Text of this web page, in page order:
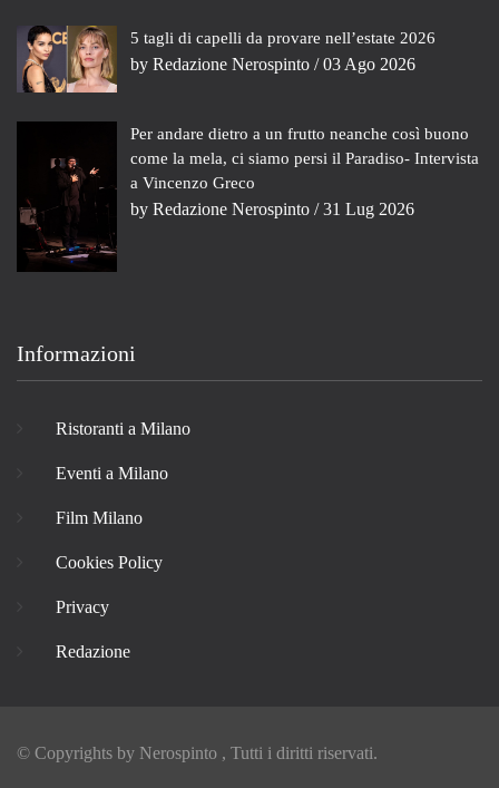
5 tagli di capelli da provare nell’estate 2026
by Redazione Nerospinto / 03 Ago 2026
Per andare dietro a un frutto neanche così buono
come la mela, ci siamo persi il Paradiso- Intervista
a Vincenzo Greco
by Redazione Nerospinto / 31 Lug 2026
Informazioni
Ristoranti a Milano
Eventi a Milano
Film Milano
Cookies Policy
Privacy
Redazione
© Copyrights by Nerospinto , Tutti i diritti riservati.